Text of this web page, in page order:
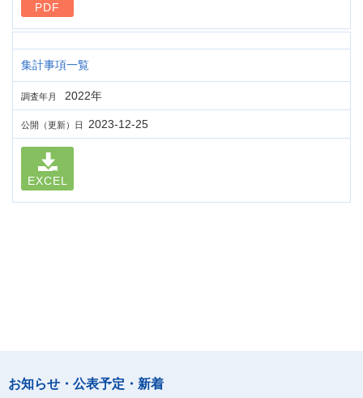
PDF
集計事項一覧
調査年月 2022年
公開（更新）日 2023-12-25
EXCEL
お知らせ・公表予定・新着